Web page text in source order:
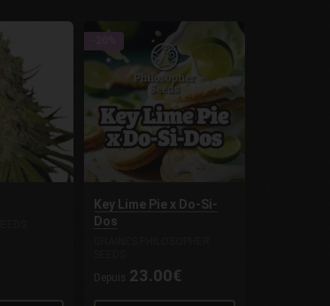
Key Lime Pie x Do-Si-
Dos
Depuis 23.00€